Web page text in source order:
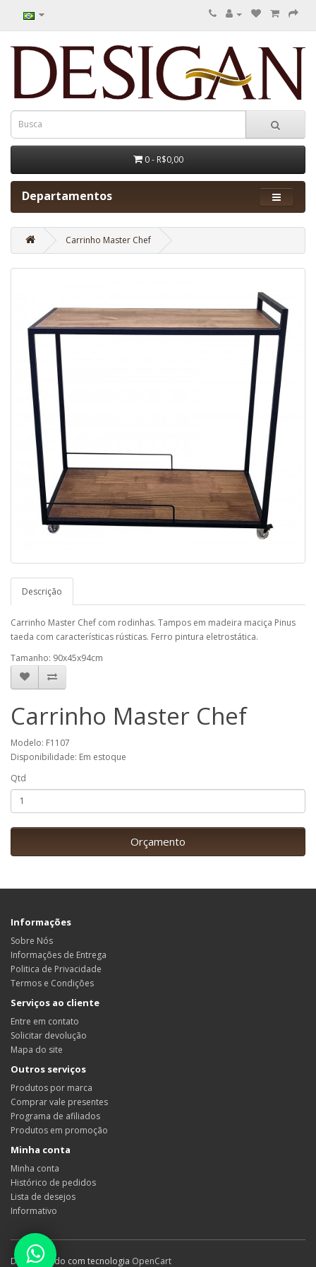
0 - R$0,00
Departamentos
Carrinho Master Chef
Descrição
Carrinho Master Chef com rodinhas. Tampos em madeira maciça Pinus
taeda com características rústicas. Ferro pintura eletrostática.
Tamanho: 90x45x94cm
Carrinho Master Chef
Modelo: F1107
Disponibilidade: Em estoque
Qtd
Orçamento
Informações
Sobre Nós
Informações de Entrega
Politica de Privacidade
Termos e Condições
Serviços ao cliente
Entre em contato
Solicitar devolução
Mapa do site
Outros serviços
Produtos por marca
Comprar vale presentes
Programa de afiliados
Produtos em promoção
Minha conta
Minha conta
Histórico de pedidos
Lista de desejos
Informativo
Desenvolvido com tecnologia OpenCart